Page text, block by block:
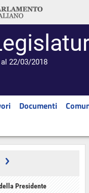
22/03/2018
Documenti
Presidente